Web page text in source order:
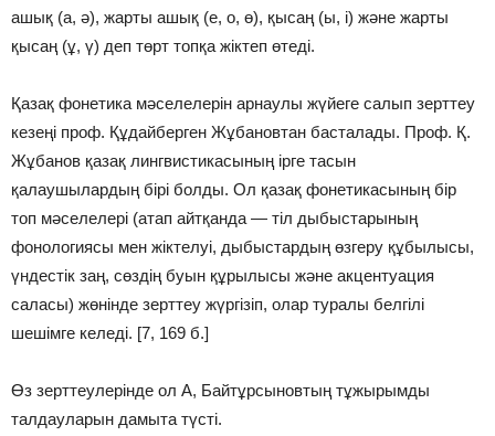
ашық (а, ә), жарты ашық (е, о, ө), қысаң (ы, і) және жарты
қысаң (ұ, ү) деп төрт топқа жіктеп өтеді.
Қазақ фонетика мәселелерін арнаулы жүйеге салып зерт­теу
кезеңі проф. Құдайберген Жұбановтан басталады. Проф. Қ.
Жұбанов қазақ лингвистикасының ірге тасын
қалаушылардың бірі болды. Ол қазақ фонетикасының бір
топ мәселелері (атап айтқанда — тіл дыбыстарының
фонологиясы мен жіктелуі, дыбыстардың өзгеру құбылысы,
үндестік заң, сөздің буын құрылысы және акцентуация
саласы) жөнінде зерттеу жүргізіп, олар туралы белгілі
шешімге келеді. [7, 169 б.]
Өз зерттеулерінде ол А, Байтұрсыновтың тұжырымды
талдауларын дамыта түсті.